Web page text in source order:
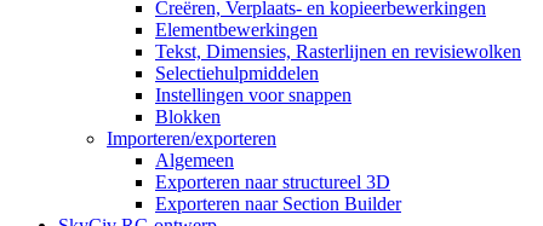
Creëren, Verplaats- en kopieerbewerkingen
Elementbewerkingen
Tekst, Dimensies, Rasterlijnen en revisiewolken
Selectiehulpmiddelen
Instellingen voor snappen
Blokken
Importeren/exporteren
Algemeen
Exporteren naar structureel 3D
Exporteren naar Section Builder